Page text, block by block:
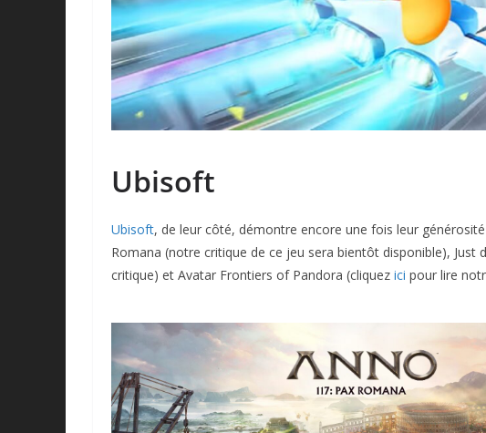
Ubisoft
Ubisoft, de leur côté, démontre encore une fois leur
Romana (notre critique de ce jeu sera bientôt disponible), Just
critique) et Avatar Frontiers of Pandora (cliquez ici pour lire